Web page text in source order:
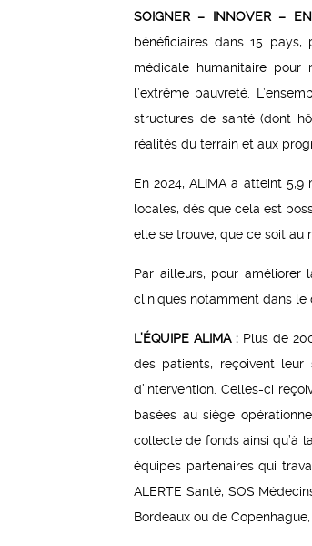
SOIGNER – INNOVER –
bénéficiaires dans 15
médicale humanitaire
l’extrême pauvreté.
structures de santé (dont
réalités du terrain et aux
En 2024, ALIMA a atteint
locales, dès que cela est
elle se trouve, que ce soit au
Par ailleurs, pour améliorer
cliniques notamment dans le
L’ÉQUIPE ALIMA :Plus de
des patients, reçoivent
d’intervention. Celles-ci
basées au siège
collecte de fonds ainsi qu’à
équipes partenaires qui
ALERTE Santé, SOS
Bordeaux ou de